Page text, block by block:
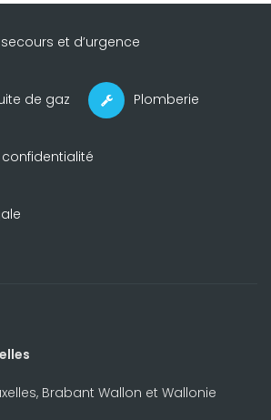
et d’urgence
de gaz Plomberie
Brabant Wallon et Wallonie